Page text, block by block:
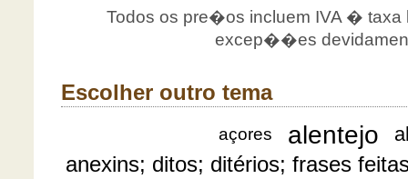
Todos os pre�os incluem IVA � taxa
excep��es
Escolher outro tema
açores alentejo
anexins; ditos; ditérios; frases